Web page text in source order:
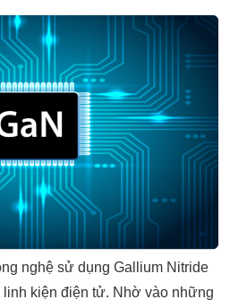
nghệ sử dụng Gallium Nitride
linh kiện điện tử. Nhờ vào những